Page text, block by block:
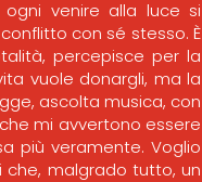
venire alla luce si
con sé stesso. È
percepisce per la
vuole donargli, ma la
ascolta musica, con
mi avvertono essere
più veramente. Voglio
che, malgrado tutto, un